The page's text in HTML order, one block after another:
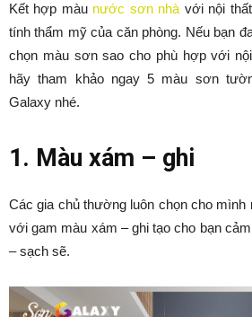
Kết hợp màu nước sơn nhà với nội
tính thẩm mỹ của căn phòng. Nếu bạn
chọn màu sơn sao cho phù hợp với
hãy tham khảo ngay 5 màu sơn
Galaxy nhé.
1. Màu xám – ghi
Các gia chủ thường luôn chọn cho mình
với gam màu xám – ghi tạo cho bạn
– sạch sẽ.